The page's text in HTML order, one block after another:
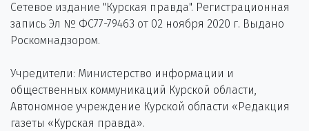
Сетевое издание "Курская правда". Регистрационная
запись Эл № ФС77-79463 от 02 ноября 2020 г. Выдано
Роскомнадзором.
Учредители: Министерство информации и
общественных коммуникаций Курской области,
Автономное учреждение Курской области «Редакция
газеты «Курская правда».